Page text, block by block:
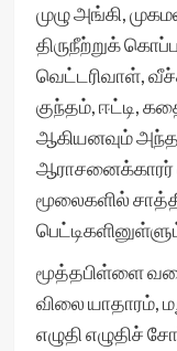
முழு அங்கி,
திருநீற்றுக்
வெட்டரிவாள்,
குந்தம், ஈட்டி,
ஆகியனவும்
ஆராசனைக்காரர்
மூலைகளில்
மூத்தபிள்ளை
விலை யாதாரம்,
எழுதி எழுதிச்